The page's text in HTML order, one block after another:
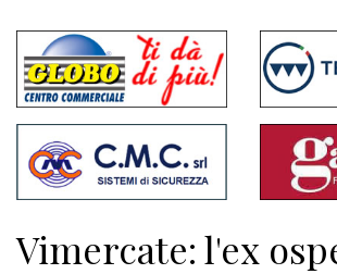
commenti
Contenuti
del
sito
Associazioni
Vimercate: l'ex